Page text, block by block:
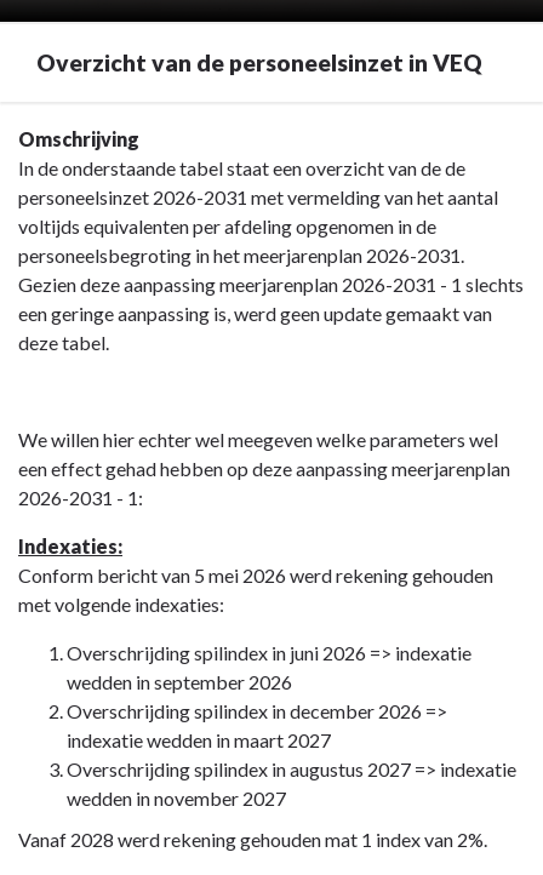
Overzicht van de personeelsinzet in VEQ
Terug
naar
navigatie
Overzicht
van
de
personeelsinzet
van
personeelsinzet
VEQ
Omschrijving
In de onderstaande tabel staat een overzicht van de de
personeelsinzet 2026-2031 met vermelding van het aantal
voltijds equivalenten per afdeling opgenomen in de
personeelsbegroting in het meerjarenplan 2026-2031.
Gezien deze aanpassing meerjarenplan 2026-2031 - 1 slechts
een geringe aanpassing is, werd geen update gemaakt van
deze tabel.
We willen hier echter wel meegeven welke parameters wel
een effect gehad hebben op deze aanpassing meerjarenplan
2026-2031 - 1:
Indexaties:
Conform bericht van 5 mei 2026 werd rekening gehouden
met volgende indexaties:
Overschrijding spilindex in juni 2026 => indexatie
wedden in september 2026
Overschrijding spilindex in december 2026 =>
indexatie wedden in maart 2027
Overschrijding spilindex in augustus 2027 => indexatie
wedden in november 2027
Vanaf 2028 werd rekening gehouden mat 1 index van 2%.